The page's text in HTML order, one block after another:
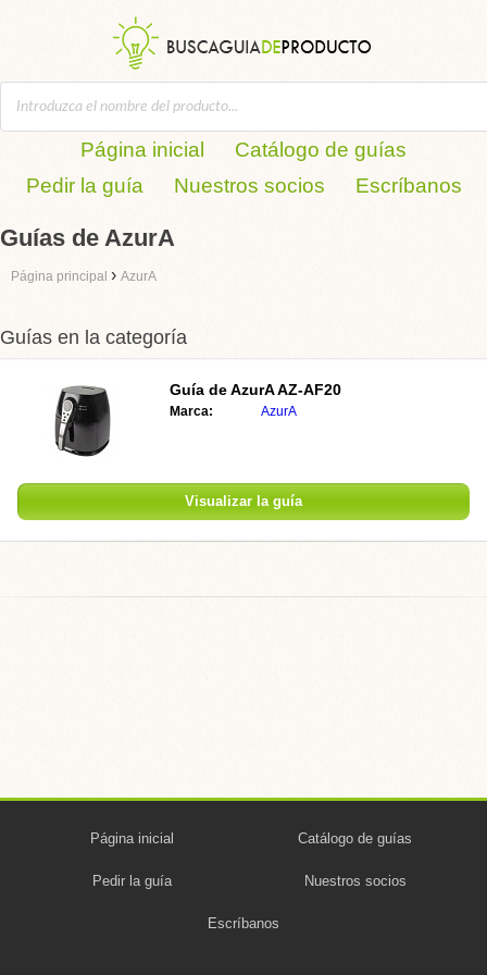
Página inicial
Catálogo de guías
Pedir la guía
Nuestros socios Escríbanos
Guías de AzurA
Página principal › AzurA
Guías en la categoría
Guía de AzurA AZ-AF20
Marca: AzurA
Visualizar la guía
Página inicial Catálogo de guías
Pedir la guía Nuestros socios
Escríbanos